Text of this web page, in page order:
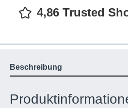
4,86 Trusted
Beschreibung